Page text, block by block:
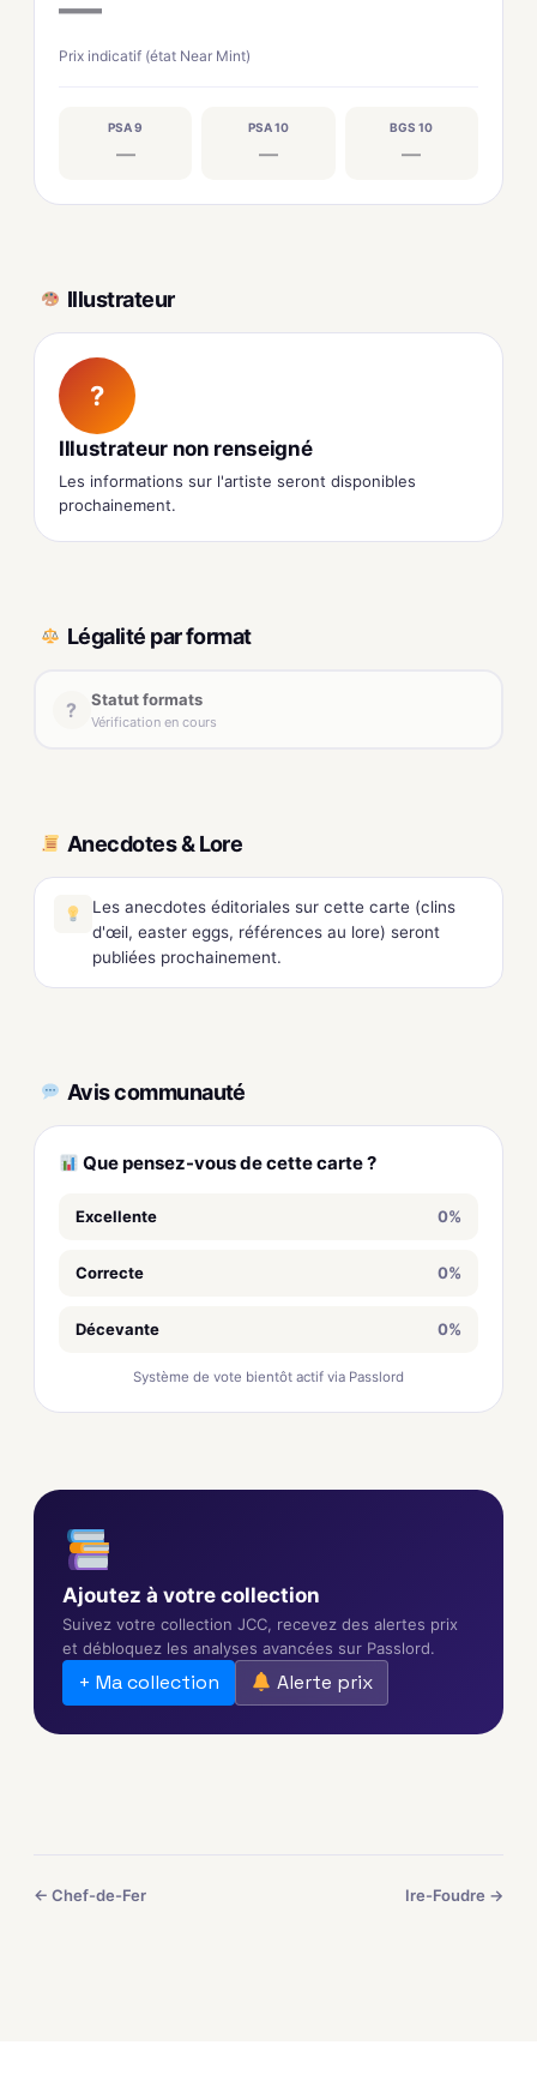
Prix indicatif (état Near Mint)
PSA 9
—
PSA 10
—
BGS 10
—
Illustrateur
?
Illustrateur non renseigné
Les informations sur l'artiste seront disponibles
prochainement.
Légalité par format
? Statut formats
Vérification en cours
Anecdotes & Lore
Les anecdotes éditoriales sur cette carte (clins
d'œil, easter eggs, références au lore) seront
publiées prochainement.
Avis communauté
Que pensez-vous de cette carte ?
Excellente 0%
Correcte 0%
Décevante 0%
Système de vote bientôt actif via Passlord
Ajoutez à votre collection
Suivez votre collection JCC, recevez des alertes prix
et débloquez les analyses avancées sur Passlord.
+ Ma collection Alerte prix
← Chef-de-Fer Ire-Foudre →